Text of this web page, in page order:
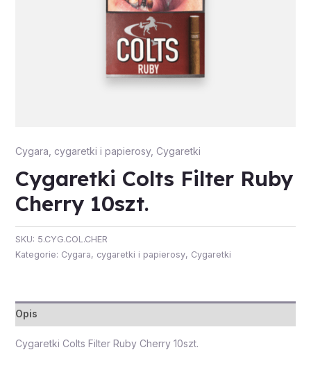
Cygara, cygaretki i papierosy, Cygaretki
Cygaretki Colts Filter Ruby
Cherry 10szt.
SKU: 5.CYG.COL.CHER
Kategorie: Cygara, cygaretki i papierosy, Cygaretki
Opis
Cygaretki Colts Filter Ruby Cherry 10szt.